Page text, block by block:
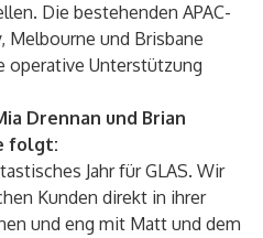
Die bestehenden APAC-
Melbourne und Brisbane
operative Unterstützung
Drennan und Brian
folgt:
Jahr für GLAS. Wir
Kunden direkt in ihrer
und eng mit Matt und dem